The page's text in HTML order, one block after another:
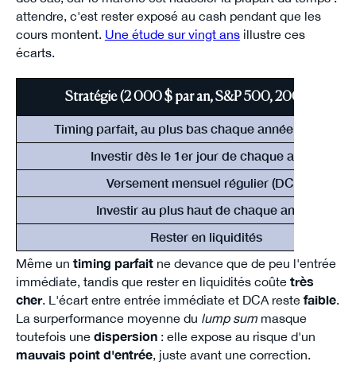
attendre, c'est rester exposé au cash pendant que les
cours montent. Une étude sur vingt ansillustre ces
écarts.
Stratégie (2 000 $ par an, S&P 500, 2001-2020)
Timing parfait, au plus bas chaque année
Investir dès le 1er jour de chaque année
Versement mensuel régulier (DCA)
Investir au plus haut de chaque année
Rester en liquidités
Même un timing parfaitne devance que de peu l'entrée
immédiate, tandis que rester en liquidités coûte très
cher. L'écart entre entrée immédiate et DCA reste faible.
La surperformance moyenne du lump summasque
toutefois une dispersion: elle expose au risque d'un
mauvais point d'entrée, juste avant une correction.